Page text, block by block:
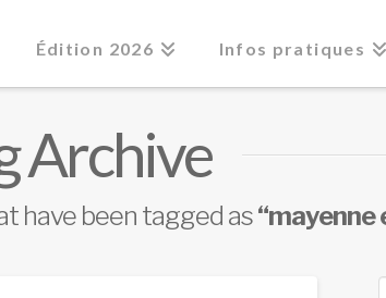
Édition 2026 Infos pratiques
Archive
have been tagged as“mayenne